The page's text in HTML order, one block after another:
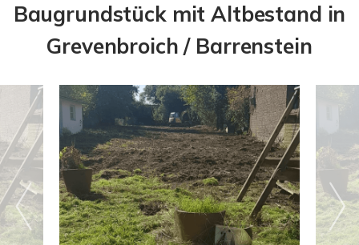
Baugrundstück mit Altbestand in
Grevenbroich / Barrenstein